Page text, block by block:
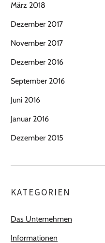
März 2018
Dezember 2017
November 2017
Dezember 2016
September 2016
Juni 2016
Januar 2016
Dezember 2015
KATEGORIEN
Das Unternehmen
Informationen